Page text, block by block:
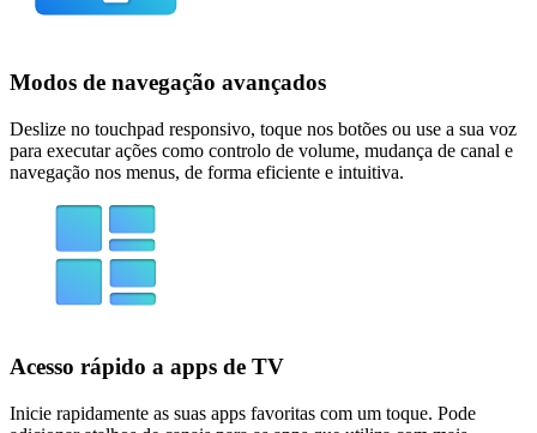
Modos de navegação avançados
Deslize no touchpad responsivo, toque nos botões ou use a sua voz
para executar ações como controlo de volume, mudança de canal e
navegação nos menus, de forma eficiente e intuitiva.
Acesso rápido a apps de TV
Inicie rapidamente as suas apps favoritas com um toque. Pode